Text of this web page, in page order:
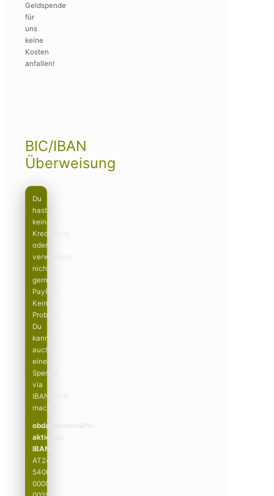
Geldspende
für
uns
keine
Kosten
anfallen!
BIC/IBAN
Überweisung
Du
hast
keine
Kreditkarte
oder
verwendest
nicht
gerne
PayPal?
Kein
Problem,
Du
kannst
auch
eine
Spende
via
IBAN/SEPA
machen.
obdachlosenhilfs­­
aktion.at
IBAN:
AT24
5400
0000